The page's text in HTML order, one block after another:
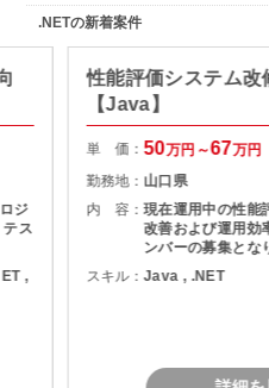
.NETの新着案件
ジ
ス
,
性能評価システム改
【Java】
単 価：50万円～67万円
勤務地： 山口県
内 容：現在運用中の性能
改善および運用効
ンバーの募集となります。 現
ている課題を整理
す。
スキル：Java , .NET